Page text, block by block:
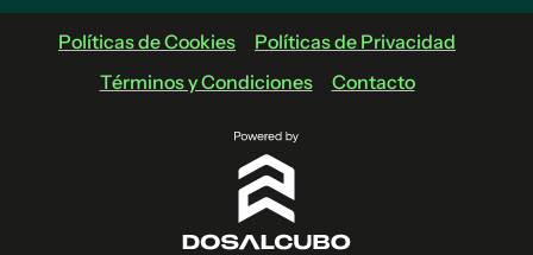
Políticas de Cookies
Políticas de Privacidad
Términos y Condiciones
Contacto